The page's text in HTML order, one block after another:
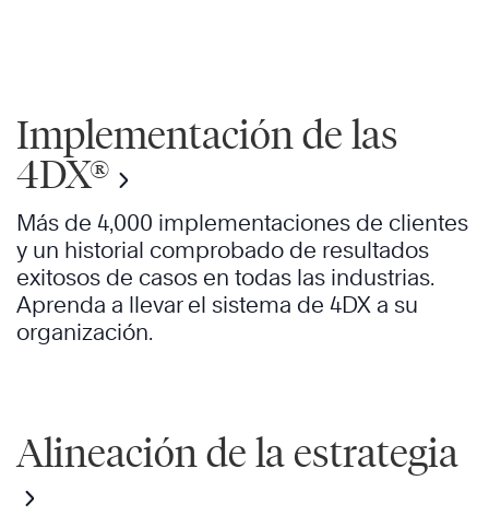
Implementación de las
4DX®
Más de 4,000 implementaciones de clientes
y un historial comprobado de resultados
exitosos de casos en todas las industrias.
Aprenda a llevar el sistema de 4DX a su
organización.
Alineación de la estrategia